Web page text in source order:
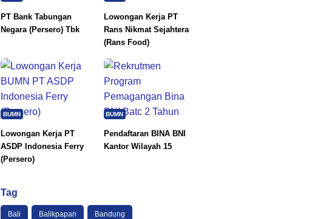
PT Bank Tabungan
Negara (Persero) Tbk
Lowongan Kerja PT
Rans Nikmat Sejahtera
(Rans Food)
BUMN
Lowongan Kerja PT
ASDP Indonesia Ferry
(Persero)
BUMN
Pendaftaran BINA BNI
Kantor Wilayah 15
Tag
Bali Balikpapan Bandung